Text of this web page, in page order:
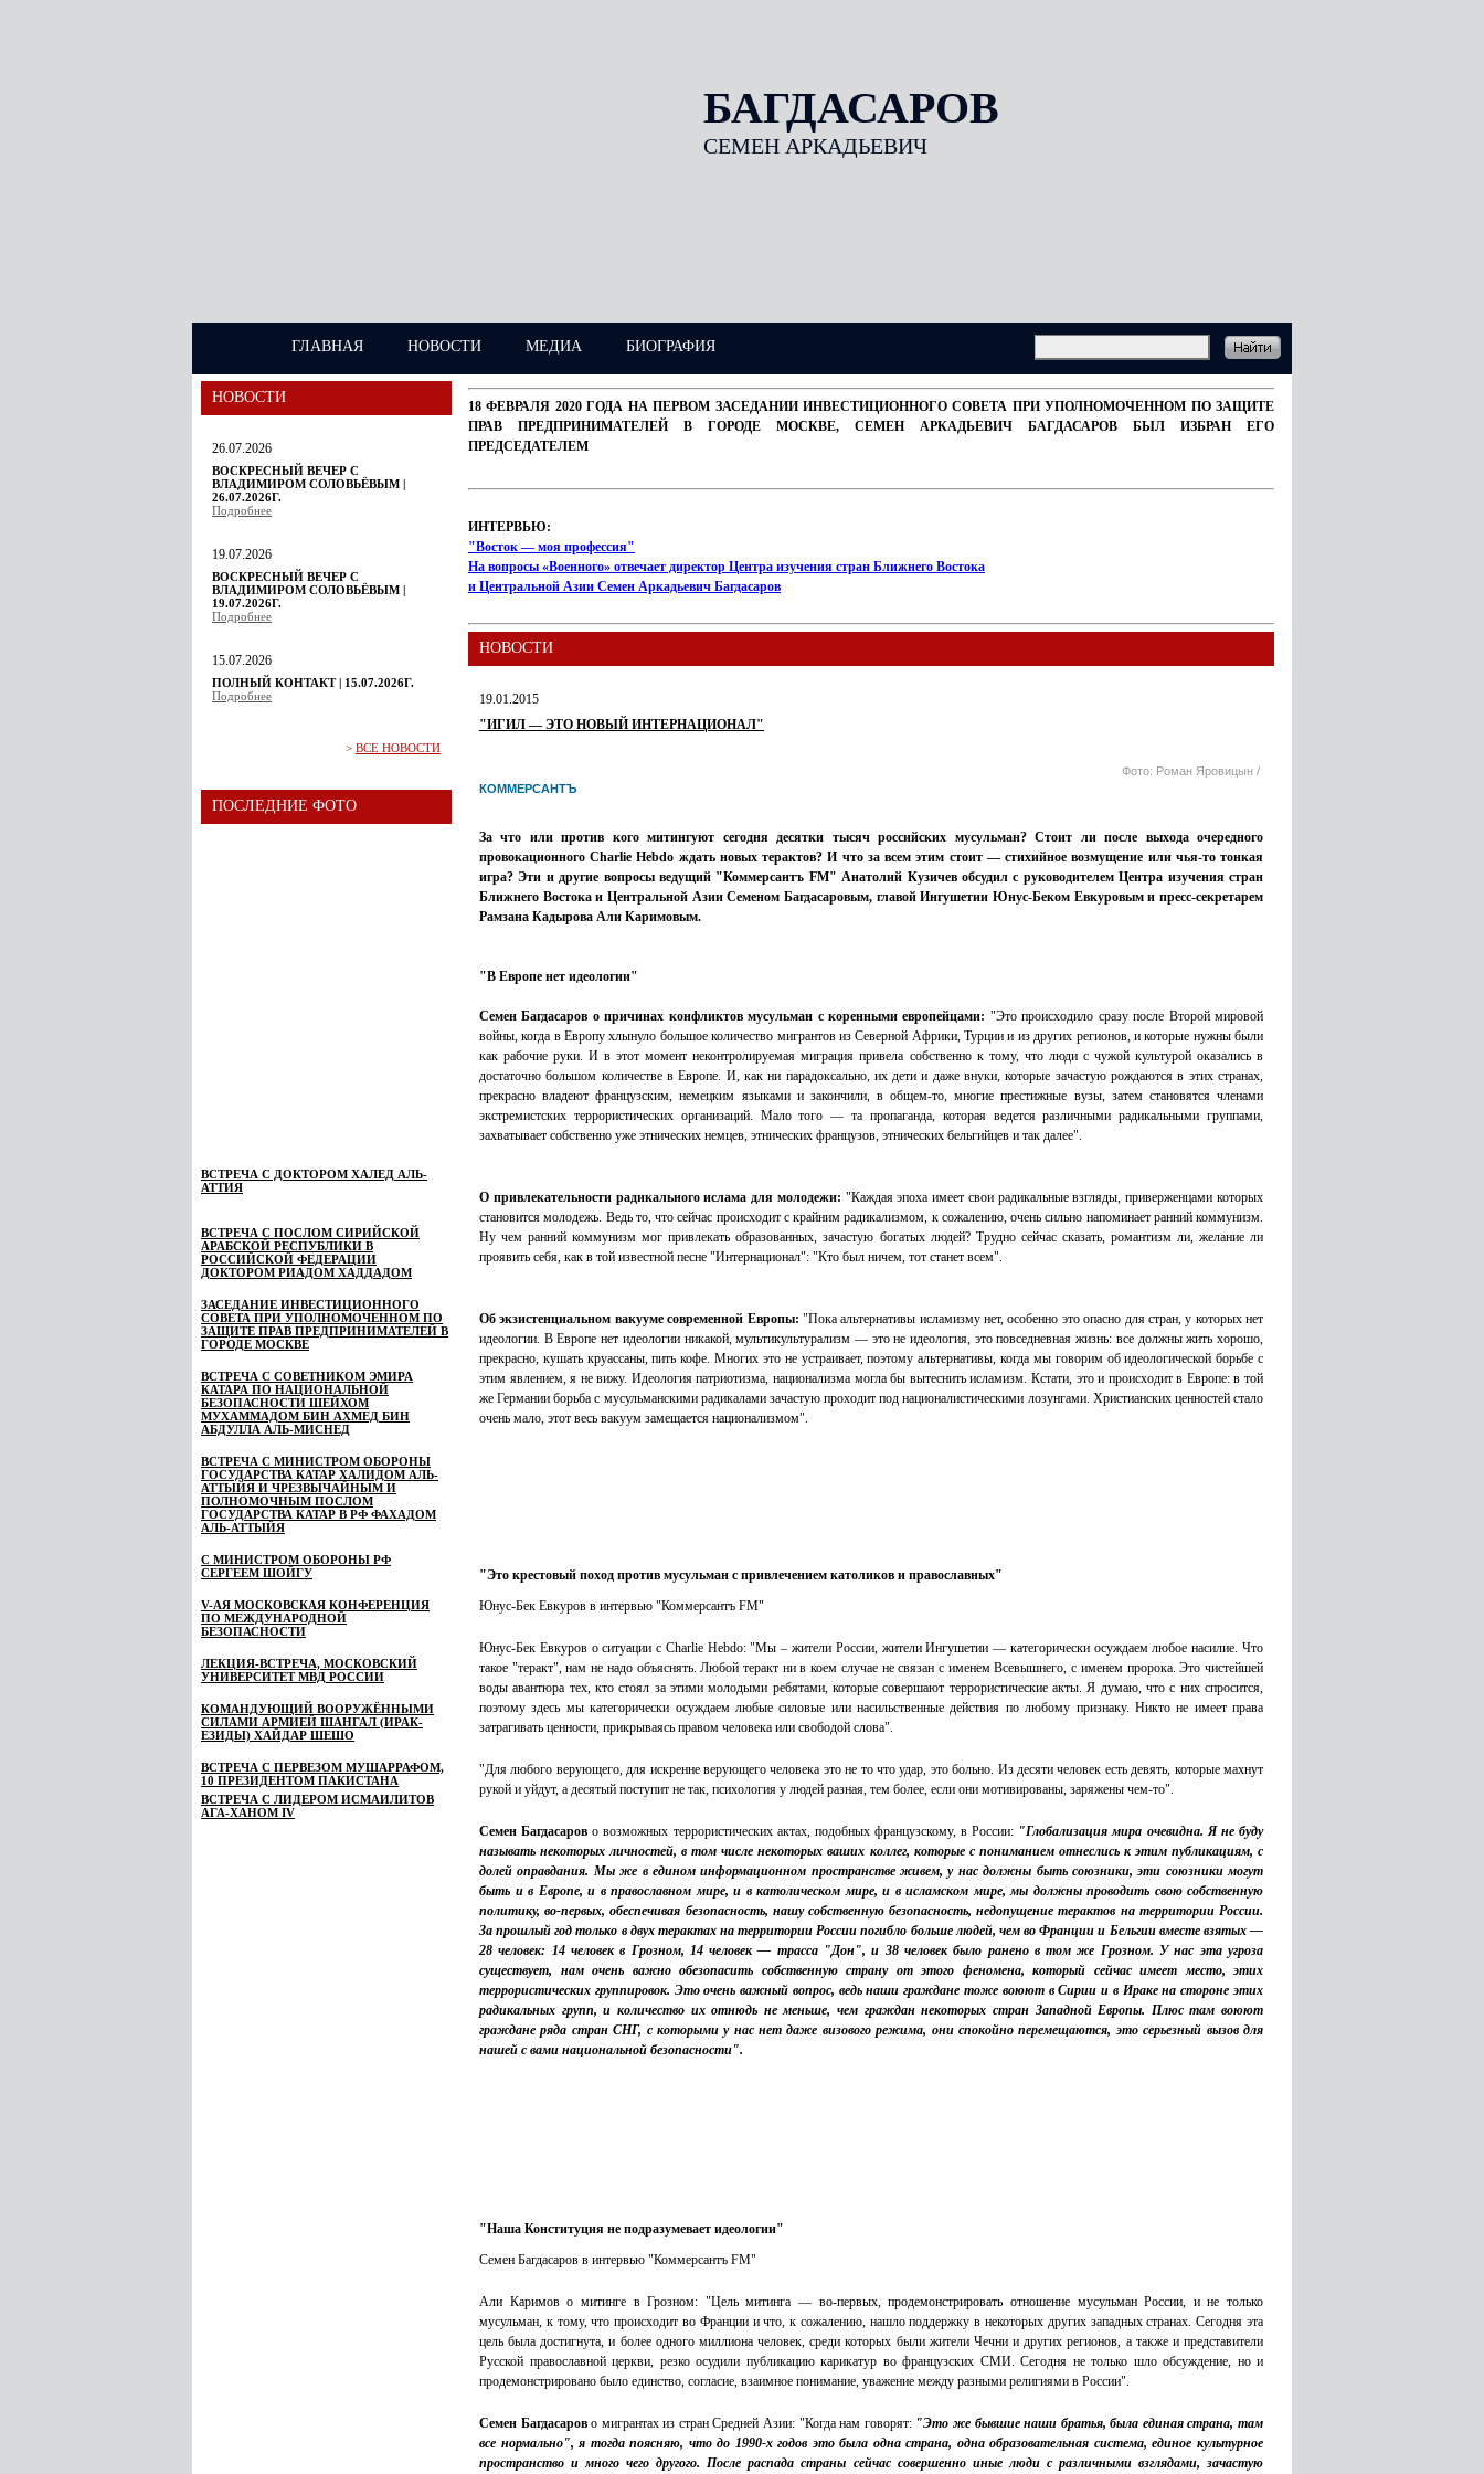
БАГДАСАРОВ
СЕМЕН АРКАДЬЕВИЧ
ГЛАВНАЯ НОВОСТИ МЕДИА БИОГРАФИЯ
НОВОСТИ
26.07.2026
ВОСКРЕСНЫЙ ВЕЧЕР С
ВЛАДИМИРОМ СОЛОВЬЁВЫМ |
26.07.2026Г.
Подробнее
19.07.2026
ВОСКРЕСНЫЙ ВЕЧЕР С
ВЛАДИМИРОМ СОЛОВЬЁВЫМ |
19.07.2026Г.
Подробнее
15.07.2026
ПОЛНЫЙ КОНТАКТ | 15.07.2026Г.
Подробнее
> ВСЕ НОВОСТИ
ПОСЛЕДНИЕ ФОТО
ВСТРЕЧА С ДОКТОРОМ ХАЛЕД АЛЬ-
АТТИЯ
ВСТРЕЧА С ПОСЛОМ СИРИЙСКОЙ
АРАБСКОЙ РЕСПУБЛИКИ В
РОССИЙСКОЙ ФЕДЕРАЦИИ
ДОКТОРОМ РИАДОМ ХАДДАДОМ
ЗАСЕДАНИЕ ИНВЕСТИЦИОННОГО
СОВЕТА ПРИ УПОЛНОМОЧЕННОМ ПО
ЗАЩИТЕ ПРАВ ПРЕДПРИНИМАТЕЛЕЙ В
ГОРОДЕ МОСКВЕ
ВСТРЕЧА С СОВЕТНИКОМ ЭМИРА
КАТАРА ПО НАЦИОНАЛЬНОЙ
БЕЗОПАСНОСТИ ШЕЙХОМ
МУХАММАДОМ БИН АХМЕД БИН
АБДУЛЛА АЛЬ-МИСНЕД
ВСТРЕЧА С МИНИСТРОМ ОБОРОНЫ
ГОСУДАРСТВА КАТАР ХАЛИДОМ АЛЬ-
АТТЫЙЯ И ЧРЕЗВЫЧАЙНЫМ И
ПОЛНОМОЧНЫМ ПОСЛОМ
ГОСУДАРСТВА КАТАР В РФ ФАХАДОМ
АЛЬ-АТТЫЙЯ
С МИНИСТРОМ ОБОРОНЫ РФ
СЕРГЕЕМ ШОЙГУ
V-АЯ МОСКОВСКАЯ КОНФЕРЕНЦИЯ
ПО МЕЖДУНАРОДНОЙ
БЕЗОПАСНОСТИ
ЛЕКЦИЯ-ВСТРЕЧА, МОСКОВСКИЙ
УНИВЕРСИТЕТ МВД РОССИИ
КОМАНДУЮЩИЙ ВООРУЖЁННЫМИ
СИЛАМИ АРМИЕЙ ШАНГАЛ (ИРАК-
ЕЗИДЫ) ХАЙДАР ШЕШО
ВСТРЕЧА С ПЕРВЕЗОМ МУШАРРАФОМ,
10 ПРЕЗИДЕНТОМ ПАКИСТАНА
ВСТРЕЧА С ЛИДЕРОМ ИСМАИЛИТОВ
АГА-ХАНОМ IV
18 ФЕВРАЛЯ 2020 ГОДА НА ПЕРВОМ ЗАСЕДАНИИ ИНВЕСТИЦИОННОГО СОВЕТА ПРИ УПОЛНОМОЧЕННОМ ПО ЗАЩИТЕ
ПРАВ ПРЕДПРИНИМАТЕЛЕЙ В ГОРОДЕ МОСКВЕ, СЕМЕН АРКАДЬЕВИЧ БАГДАСАРОВ БЫЛ ИЗБРАН ЕГО
ПРЕДСЕДАТЕЛЕМ
ИНТЕРВЬЮ:
"Восток — моя профессия"
На вопросы «Военного» отвечает директор Центра изучения стран Ближнего Востока
и Центральной Азии Семен Аркадьевич Багдасаров
НОВОСТИ
19.01.2015
"ИГИЛ — ЭТО НОВЫЙ ИНТЕРНАЦИОНАЛ"
Фото: Роман Яровицын /
КОММЕРСАНТЪ
За что или против кого митингуют сегодня десятки тысяч российских мусульман? Стоит ли после выхода очередного
провокационного Charlie Hebdo ждать новых терактов? И что за всем этим стоит — стихийное возмущение или чья-то тонкая
игра? Эти и другие вопросы ведущий "Коммерсантъ FM" Анатолий Кузичев обсудил с руководителем Центра изучения стран
Ближнего Востока и Центральной Азии Семеном Багдасаровым, главой Ингушетии Юнус-Беком Евкуровым и пресс-секретарем
Рамзана Кадырова Али Каримовым.
"В Европе нет идеологии"
Семен Багдасаров о причинах конфликтов мусульман с коренными европейцами: "Это происходило сразу после Второй мировой
войны, когда в Европу хлынуло большое количество мигрантов из Северной Африки, Турции и из других регионов, и которые нужны были
как рабочие руки. И в этот момент неконтролируемая миграция привела собственно к тому, что люди с чужой культурой оказались в
достаточно большом количестве в Европе. И, как ни парадоксально, их дети и даже внуки, которые зачастую рождаются в этих странах,
прекрасно владеют французским, немецким языками и закончили, в общем-то, многие престижные вузы, затем становятся членами
экстремистских террористических организаций. Мало того — та пропаганда, которая ведется различными радикальными группами,
захватывает собственно уже этнических немцев, этнических французов, этнических бельгийцев и так далее".
О привлекательности радикального ислама для молодежи: "Каждая эпоха имеет свои радикальные взгляды, приверженцами которых
становится молодежь. Ведь то, что сейчас происходит с крайним радикализмом, к сожалению, очень сильно напоминает ранний коммунизм.
Ну чем ранний коммунизм мог привлекать образованных, зачастую богатых людей? Трудно сейчас сказать, романтизм ли, желание ли
проявить себя, как в той известной песне "Интернационал": "Кто был ничем, тот станет всем".
Об экзистенциальном вакууме современной Европы: "Пока альтернативы исламизму нет, особенно это опасно для стран, у которых нет
идеологии. В Европе нет идеологии никакой, мультикультурализм — это не идеология, это повседневная жизнь: все должны жить хорошо,
прекрасно, кушать круассаны, пить кофе. Многих это не устраивает, поэтому альтернативы, когда мы говорим об идеологической борьбе с
этим явлением, я не вижу. Идеология патриотизма, национализма могла бы вытеснить исламизм. Кстати, это и происходит в Европе: в той
же Германии борьба с мусульманскими радикалами зачастую проходит под националистическими лозунгами. Христианских ценностей стало
очень мало, этот весь вакуум замещается национализмом".
"Это крестовый поход против мусульман с привлечением католиков и православных"
Юнус-Бек Евкуров в интервью "Коммерсантъ FM"
Юнус-Бек Евкуров о ситуации с Charlie Hebdo: "Мы – жители России, жители Ингушетии — категорически осуждаем любое насилие. Что
такое "теракт", нам не надо объяснять. Любой теракт ни в коем случае не связан с именем Всевышнего, с именем пророка. Это чистейшей
воды авантюра тех, кто стоял за этими молодыми ребятами, которые совершают террористические акты. Я думаю, что с них спросится,
поэтому здесь мы категорически осуждаем любые силовые или насильственные действия по любому признаку. Никто не имеет права
затрагивать ценности, прикрываясь правом человека или свободой слова".
"Для любого верующего, для искренне верующего человека это не то что удар, это больно. Из десяти человек есть девять, которые махнут
рукой и уйдут, а десятый поступит не так, психология у людей разная, тем более, если они мотивированы, заряжены чем-то".
Семен Багдасаров о возможных террористических актах, подобных французскому, в России: "Глобализация мира очевидна. Я не буду
называть некоторых личностей, в том числе некоторых ваших коллег, которые с пониманием отнеслись к этим публикациям, с
долей оправдания. Мы же в едином информационном пространстве живем, у нас должны быть союзники, эти союзники могут
быть и в Европе, и в православном мире, и в католическом мире, и в исламском мире, мы должны проводить свою собственную
политику, во-первых, обеспечивая безопасность, нашу собственную безопасность, недопущение терактов на территории России.
За прошлый год только в двух терактах на территории России погибло больше людей, чем во Франции и Бельгии вместе взятых —
28 человек: 14 человек в Грозном, 14 человек — трасса "Дон", и 38 человек было ранено в том же Грозном. У нас эта угроза
существует, нам очень важно обезопасить собственную страну от этого феномена, который сейчас имеет место, этих
террористических группировок. Это очень важный вопрос, ведь наши граждане тоже воюют в Сирии и в Ираке на стороне этих
радикальных групп, и количество их отнюдь не меньше, чем граждан некоторых стран Западной Европы. Плюс там воюют
граждане ряда стран СНГ, с которыми у нас нет даже визового режима, они спокойно перемещаются, это серьезный вызов для
нашей с вами национальной безопасности".
"Наша Конституция не подразумевает идеологии"
Семен Багдасаров в интервью "Коммерсантъ FM"
Али Каримов о митинге в Грозном: "Цель митинга — во-первых, продемонстрировать отношение мусульман России, и не только
мусульман, к тому, что происходит во Франции и что, к сожалению, нашло поддержку в некоторых других западных странах. Сегодня эта
цель была достигнута, и более одного миллиона человек, среди которых были жители Чечни и других регионов, а также и представители
Русской православной церкви, резко осудили публикацию карикатур во французских СМИ. Сегодня не только шло обсуждение, но и
продемонстрировано было единство, согласие, взаимное понимание, уважение между разными религиями в России".
Семен Багдасарово мигрантах из стран Средней Азии: "Когда нам говорят: "Это же бывшие наши братья, была единая страна, там
все нормально", я тогда поясняю, что до 1990-х годов это была одна страна, одна образовательная система, единое культурное
пространство и много чего другого. После распада страны сейчас совершенно иные люди с различными взглядами, зачастую